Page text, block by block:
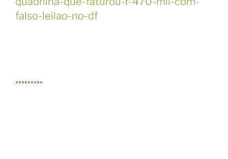
falso-leilao-no-df
*********